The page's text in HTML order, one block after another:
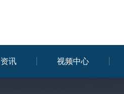
讯 视频中心